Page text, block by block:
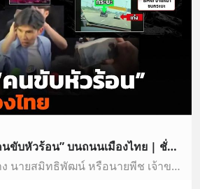
ข้อเสนอเพิ่มโทษ “คนขับหัวร้อน” บนถนนเมืองไทย | ชั่วโมงข่าว เสาร์ - อาทิตย์ | 19 เม.ย. 68
กรณีอุบัติเหตุระหว่าง นายสมิทธิพัฒน์ หรือนายพีช เจ้าของรถเก๋งป้ายแดง และผู้ขับขี่รถกระบะ ซึ่งสังคมกำลังพูดถึง ไม่ใช่ครั้งแรกที่เกิดเหตุการณ์คนหัวร้อนบนท้องถน…